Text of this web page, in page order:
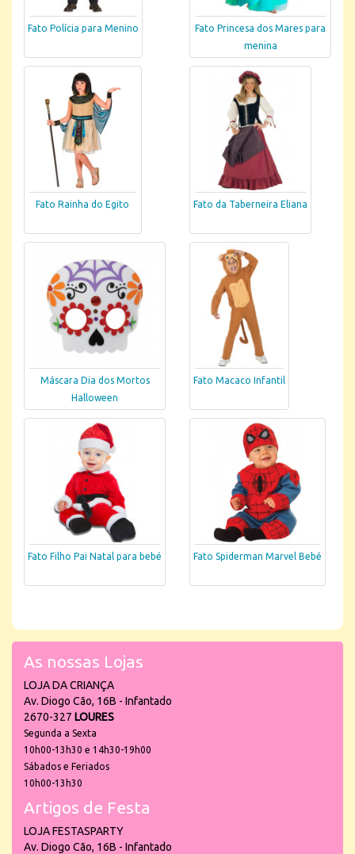
Fato Polícia para Menino
Fato Princesa dos Mares para
menina
Fato Rainha do Egito Fato da Taberneira Eliana
Máscara Dia dos Mortos
Halloween
Fato Macaco Infantil
Fato Filho Pai Natal para bebé Fato Spiderman Marvel Bebé
As nossas Lojas
LOJA DA CRIANÇA
Av. Diogo Cão, 16B - Infantado
2670-327 LOURES
Segunda a Sexta
10h00-13h30 e 14h30-19h00
Sábados e Feriados
10h00-13h30
Artigos de Festa
LOJA FESTASPARTY
Av. Diogo Cão, 16B - Infantado